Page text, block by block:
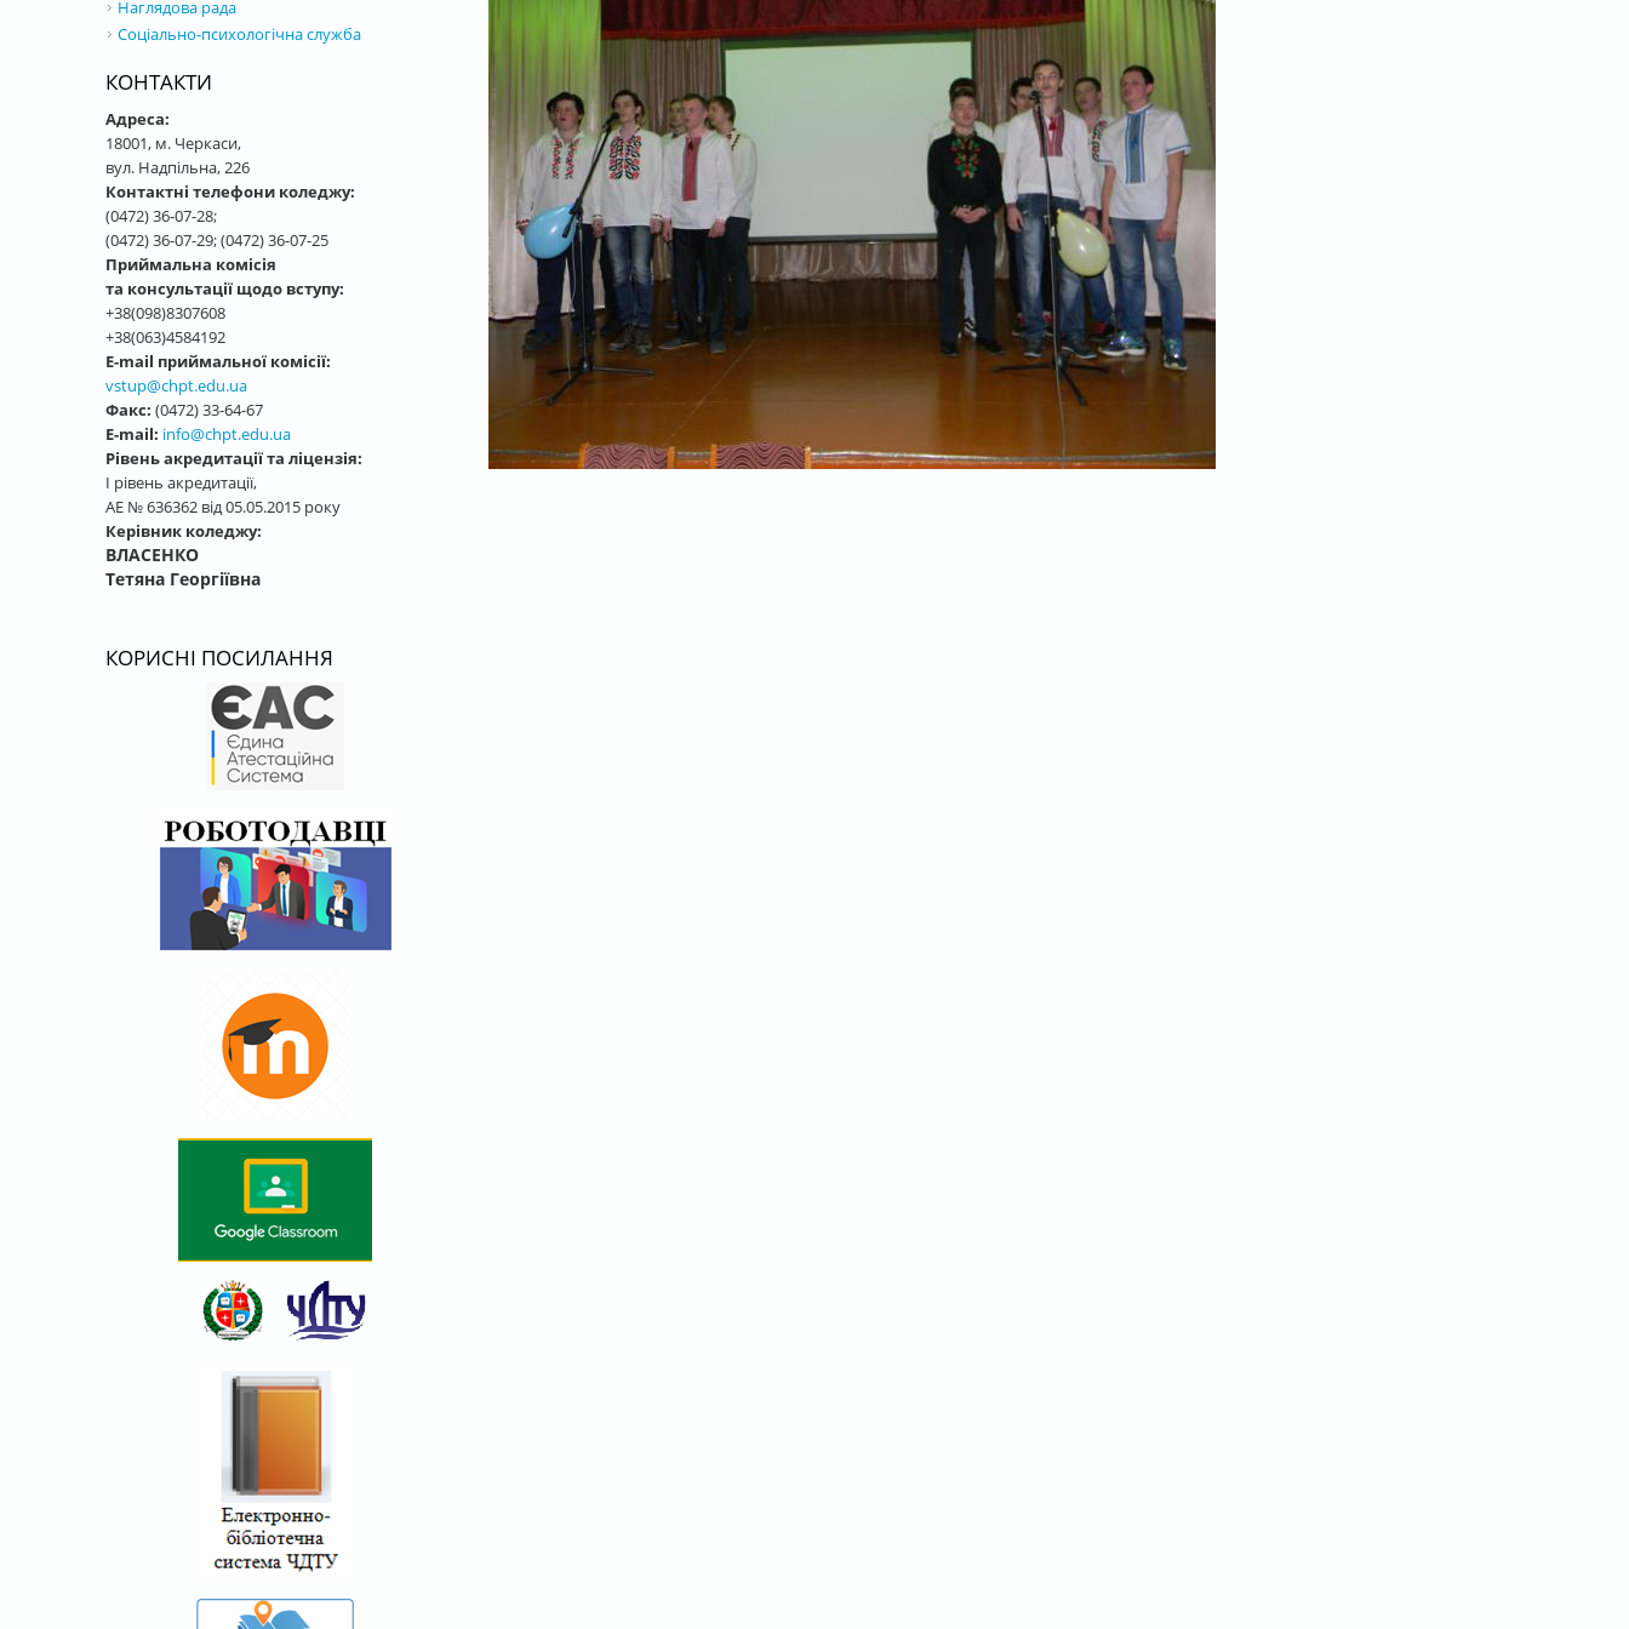
Наглядова рада
Соціально-психологічна служба
КОНТАКТИ
Адреса:
18001, м. Черкаси,
вул. Надпільна, 226
Контактні телефони коледжу:
(0472) 36-07-28;
(0472) 36-07-29; (0472) 36-07-25
Приймальна комісія
та консультації щодо вступу:
+38(098)8307608
+38(063)4584192
E-mail приймальної комісії:
vstup@chpt.edu.ua
Факс: (0472) 33-64-67
E-mail: info@chpt.edu.ua
Рівень акредитації та ліцензія:
І рівень акредитації,
АЕ № 636362 від 05.05.2015 року
Керівник коледжу:
ВЛАСЕНКО
Тетяна Георгіївна
КОРИСНІ ПОСИЛАННЯ